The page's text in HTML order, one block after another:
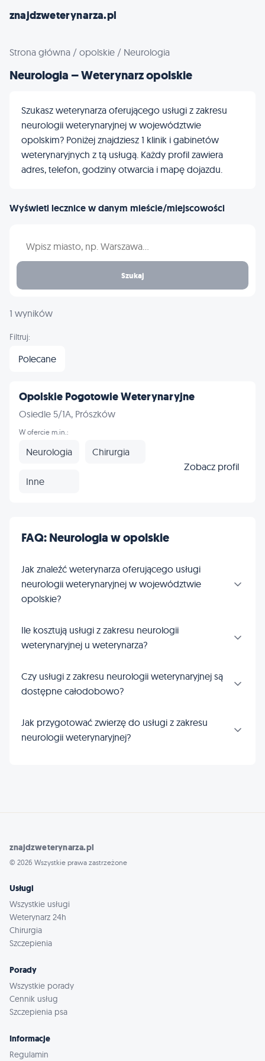
znajdzweterynarza.pl
Strona główna / opolskie / Neurologia
Neurologia – Weterynarz opolskie
Szukasz weterynarza oferującego usługi z zakresu
neurologii weterynaryjnej w województwie
opolskim? Poniżej znajdziesz 1 klinik i gabinetów
weterynaryjnych z tą usługą. Każdy profil zawiera
adres, telefon, godziny otwarcia i mapę dojazdu.
Wyświetl lecznice w danym mieście/miejscowości
Szukaj
1 wyników
Filtruj:
Polecane
Opolskie Pogotowie Weterynaryjne
Osiedle 5/1A, Prószków
W ofercie m.in.:
Neurologia Chirurgia
Inne
Zobacz profil
FAQ: Neurologia w opolskie
Jak znaleźć weterynarza oferującego usługi
neurologii weterynaryjnej w województwie
opolskie?
Ile kosztują usługi z zakresu neurologii
weterynaryjnej u weterynarza?
Czy usługi z zakresu neurologii weterynaryjnej są
dostępne całodobowo?
Jak przygotować zwierzę do usługi z zakresu
neurologii weterynaryjnej?
znajdzweterynarza.pl
© 2026 Wszystkie prawa zastrzeżone
Usługi
Wszystkie usługi
Weterynarz 24h
Chirurgia
Szczepienia
Porady
Wszystkie porady
Cennik usług
Szczepienia psa
Informacje
Regulamin